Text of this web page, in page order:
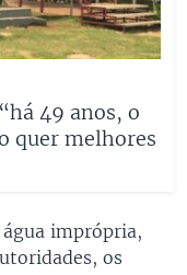
49 anos, o
quer melhores
água imprópria,
os